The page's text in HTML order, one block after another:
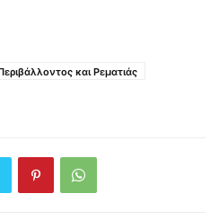
και Ρεματιάς